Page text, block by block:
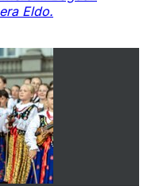
Eldo.